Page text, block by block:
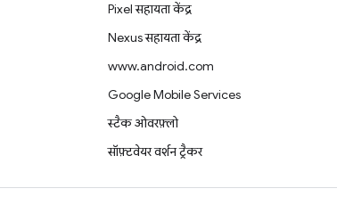
Pixel सहायता केंद्र
Nexus सहायता केंद्र
www.android.com
Google Mobile Services
स्टैक ओवरफ़्लो
सॉफ़्टवेयर वर्शन ट्रैकर